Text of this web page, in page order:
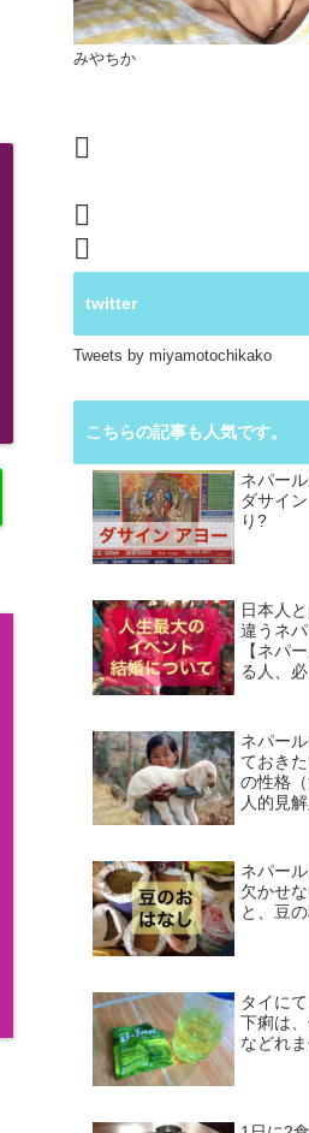
みやちか
twitter
Tweets by miyamotochikako
こちらの記事も人気です。
ネパー
ダサイ
り?
日本人
違うネ
【ネパ
る人、必
ネパー
ておき
の性格
人的見解
ネパー
欠かせ
と、豆
タイに
下痢は
などれ